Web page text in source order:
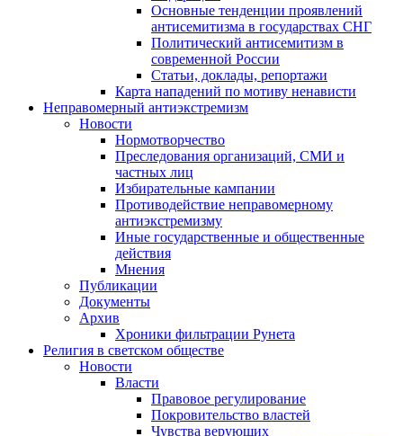
Основные тенденции проявлений
антисемитизма в государствах СНГ
Политический антисемитизм в
современной России
Статьи, доклады, репортажи
Карта нападений по мотиву ненависти
Неправомерный антиэкстремизм
Новости
Нормотворчество
Преследования организаций, СМИ и
частных лиц
Избирательные кампании
Противодействие неправомерному
антиэкстремизму
Иные государственные и общественные
действия
Мнения
Публикации
Документы
Архив
Хроники фильтрации Рунета
Религия в светском обществе
Новости
Власти
Правовое регулирование
Покровительство властей
Чувства верующих